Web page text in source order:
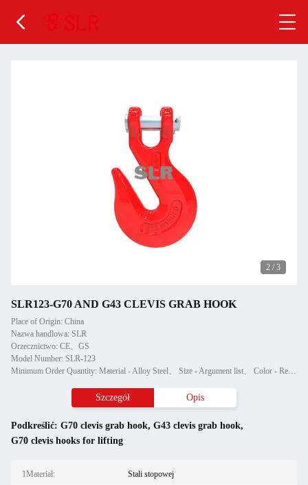
2 / 3
SLR123-G70 AND G43 CLEVIS GRAB HOOK
Place of Origin: China
Nazwa handlowa: SLR
Orzecznictwo: CE、GS
Model Number: SLR-123
Minimum Order Quantity: Material - Alloy Steel、 Size - Argument list、 Color - Red or OEM、 Surface finish - Powder Plastified、 Application - Heavy Industry,Water Treatment,Food & Bevel、 Production Method - BM、ODM、OEM
Szczegół Opis
Podkreślić: G70 clevis grab hook, G43 clevis grab hook,
G70 clevis hooks for lifting
1Materiał: Stali stopowej